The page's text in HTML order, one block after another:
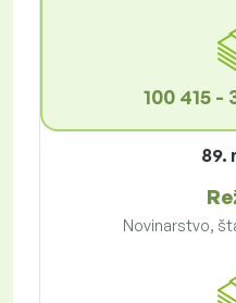
100 415 -
89.
Novinarstvo,